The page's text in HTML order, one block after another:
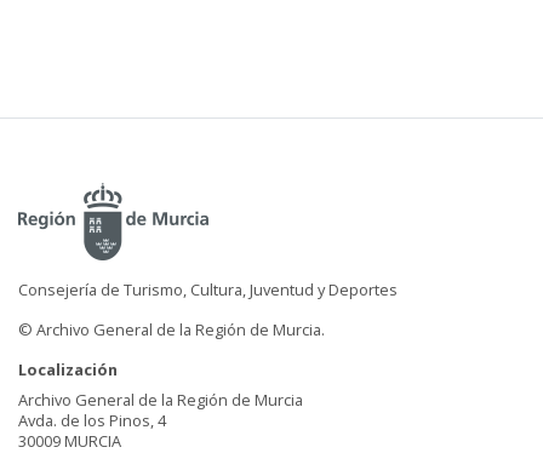
Consejería de Turismo, Cultura, Juventud y Deportes
© Archivo General de la Región de Murcia.
Localización
Archivo General de la Región de Murcia
Avda. de los Pinos, 4
30009 MURCIA